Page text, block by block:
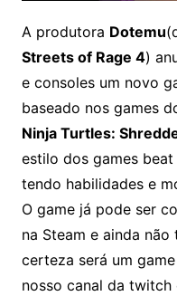
A produtora Dotemu
Streets of Rage 4)
e consoles um novo
baseado nos games
Ninja Turtles:
estilo dos games
tendo habilidades e
O game já pode ser
na Steam e ainda
certeza será um
nosso canal da twitch